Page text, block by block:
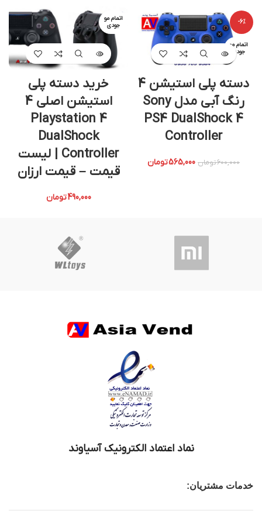
-6%
اتمام مو
جودی
دسته پلی استیشن 4
رنگ آبی مدل Sony
PS4 DualShock 4
Controller
600,000تومان 565,000تومان
اتمام مو
جودی
خرید دسته پلی
استیشن اصلی 4
Playstation 4
DualShock
Controller | لیست
قیمت – قیمت ارزان
490,000تومان
نماد اعتماد الکترونیک آسیاوند
خدمات مشتریان: